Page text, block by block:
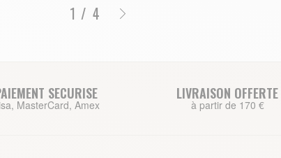
/ 4
SECURISE
MasterCard, Amex
LIVRAISON OFFERTE
à partir de 170 €